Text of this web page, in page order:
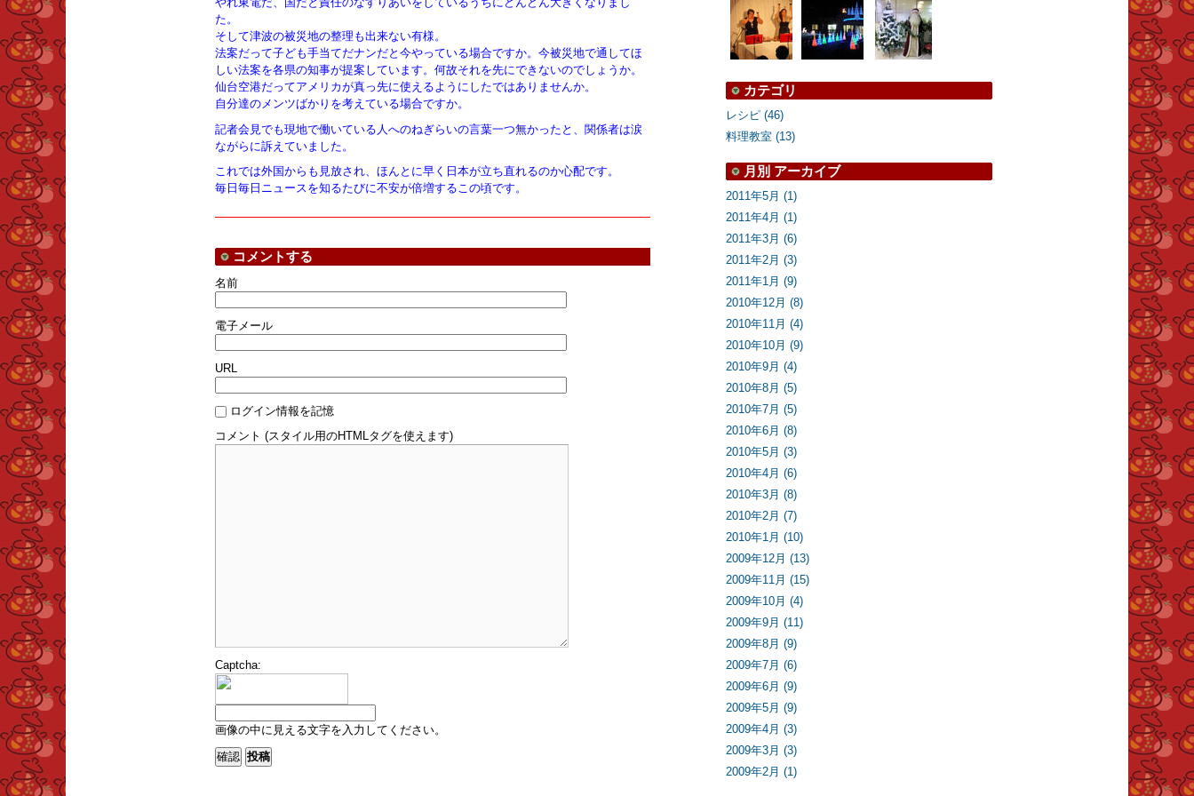
た。
そして津波の被災地の整理も出来ない有様。
法案だって子ども手当てだナンだと今やっている場合ですか。今被災地で通してほ
しい法案を各県の知事が提案しています。何故それを先にできないのでしょうか。
仙台空港だってアメリカが真っ先に使えるようにしたではありませんか。
自分達のメンツばかりを考えている場合ですか。
記者会見でも現地で働いている人へのねぎらいの言葉一つ無かったと、関係者は涙
ながらに訴えていました。
これでは外国からも見放され、ほんとに早く日本が立ち直れるのか心配です。
毎日毎日ニュースを知るたびに不安が倍増するこの頃です。
コメントする
名前
電子メール
URL
ログイン情報を記憶
コメント (スタイル用のHTMLタグを使えます)
Captcha:
画像の中に見える文字を入力してください。
カテゴリ
レシピ (46)
料理教室 (13)
月別 アーカイブ
2011年5月 (1)
2011年4月 (1)
2011年3月 (6)
2011年2月 (3)
2011年1月 (9)
2010年12月 (8)
2010年11月 (4)
2010年10月 (9)
2010年9月 (4)
2010年8月 (5)
2010年7月 (5)
2010年6月 (8)
2010年5月 (3)
2010年4月 (6)
2010年3月 (8)
2010年2月 (7)
2010年1月 (10)
2009年12月 (13)
2009年11月 (15)
2009年10月 (4)
2009年9月 (11)
2009年8月 (9)
2009年7月 (6)
2009年6月 (9)
2009年5月 (9)
2009年4月 (3)
2009年3月 (3)
2009年2月 (1)